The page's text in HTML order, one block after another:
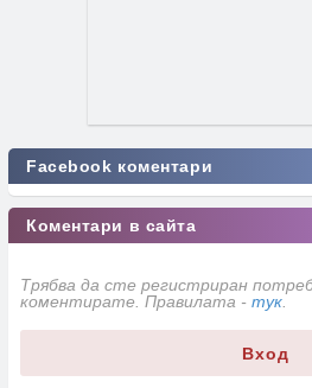
Facebook коментари
Коментари в сайта
Трябва да сте регистриран
коментирате. Правилата - тук
Вход